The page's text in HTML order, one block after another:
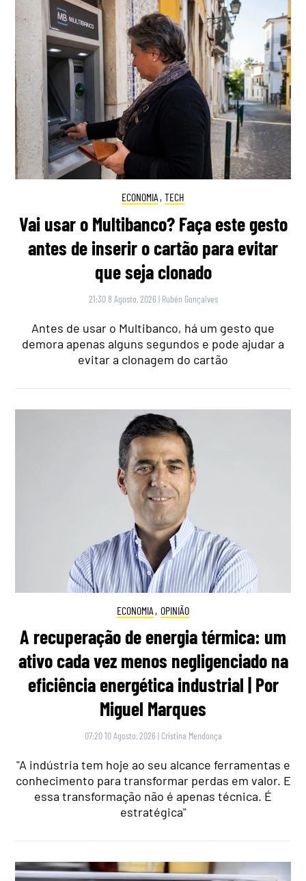
ECONOMIA , TECH
Vai usar o Multibanco? Faça este gesto
antes de inserir o cartão para evitar
que seja clonado
21:30 8 Agosto, 2026 | Rubén Gonçalves
Antes de usar o Multibanco, há um gesto que
demora apenas alguns segundos e pode ajudar a
evitar a clonagem do cartão
ECONOMIA , OPINIÃO
A recuperação de energia térmica: um
ativo cada vez menos negligenciado na
eficiência energética industrial | Por
Miguel Marques
07:20 10 Agosto, 2026 | Cristina Mendonça
"A indústria tem hoje ao seu alcance ferramentas e
conhecimento para transformar perdas em valor. E
essa transformação não é apenas técnica. É
estratégica"